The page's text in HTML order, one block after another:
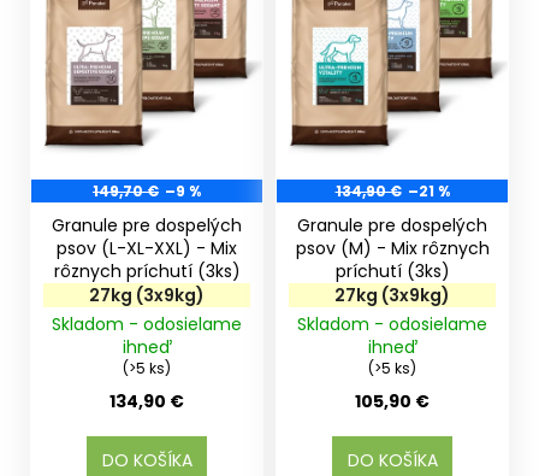
k 149,70 € –9 %
Granule pre dospelých
psov (L-XL-XXL) - Mix
27kg (3x9kg)
Skladom - odosielame
ihneď
(>5 ks)
134,90 €
DO KOŠÍKA
134,90 € –21 %
Granule pre dospelých
psov (M) - Mix rôznych
27kg (3x9kg)
Skladom - odosielame
ihneď
(>5 ks)
105,90 €
DO KOŠÍKA